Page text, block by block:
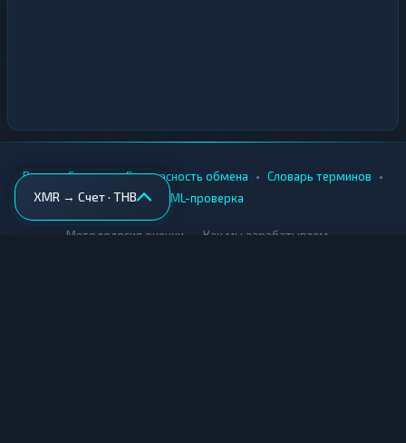
XMR → Счет · THB
Вики • Города • Безопасность обмена • Словарь терминов •
AML-проверка
Методология оценки Как мы зарабатываем